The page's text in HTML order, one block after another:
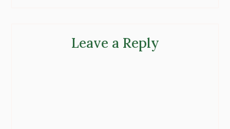
Leave a Reply